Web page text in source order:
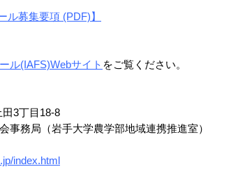
ル募集要項 (PDF)】
ル(IAFS)Webサイト をご覧ください。
3丁目18-8
事務局（岩手大学農学部地域連携推進室）
index.html